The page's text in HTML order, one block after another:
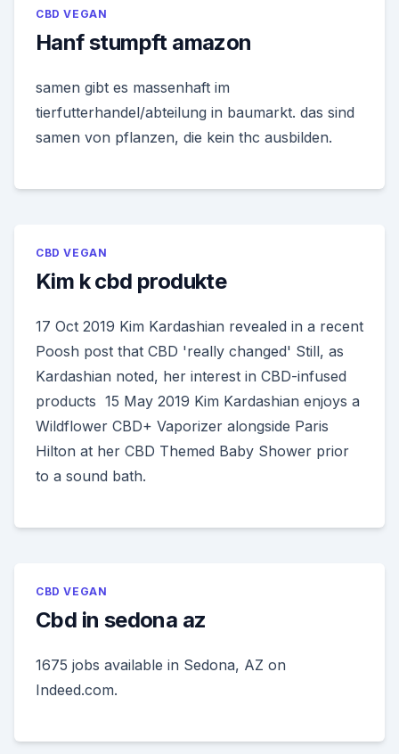
CBD VEGAN
Hanf stumpft amazon
samen gibt es massenhaft im
tierfutterhandel/abteilung in baumarkt. das sind
samen von pflanzen, die kein thc ausbilden.
CBD VEGAN
Kim k cbd produkte
17 Oct 2019 Kim Kardashian revealed in a recent
Poosh post that CBD 'really changed' Still, as
Kardashian noted, her interest in CBD-infused
products 15 May 2019 Kim Kardashian enjoys a
Wildflower CBD+ Vaporizer alongside Paris
Hilton at her CBD Themed Baby Shower prior
to a sound bath.
CBD VEGAN
Cbd in sedona az
1675 jobs available in Sedona, AZ on
Indeed.com.